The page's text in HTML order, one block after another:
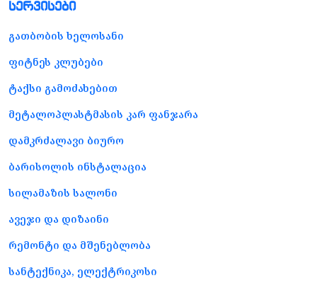
სერვისები
გათბობის ხელოსანი
ფიტნეს კლუბები
ტაქსი გამოძახებით
მეტალოპლასტმასის კარ ფანჯარა
დამკრძალავი ბიურო
ბარისოლის ინსტალაცია
სილამაზის სალონი
ავეჯი და დიზაინი
რემონტი და მშენებლობა
სანტექნიკა, ელექტრიკოსი